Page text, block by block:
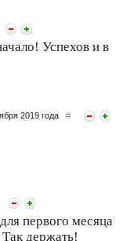
Успехов и в
2019 года #
первого месяца
держать!